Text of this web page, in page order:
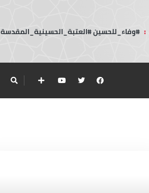
: #وفاء_للحسين #العتبة_الحسينية_المقدسة